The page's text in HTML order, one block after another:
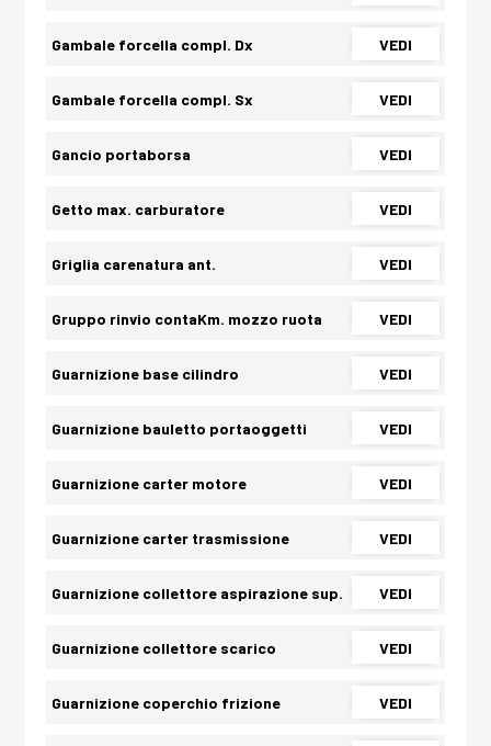
Gambale forcella compl. Dx VEDI
Gambale forcella compl. Sx VEDI
Gancio portaborsa VEDI
Getto max. carburatore VEDI
Griglia carenatura ant. VEDI
Gruppo rinvio contaKm. mozzo ruota VEDI
Guarnizione base cilindro VEDI
Guarnizione bauletto portaoggetti VEDI
Guarnizione carter motore VEDI
Guarnizione carter trasmissione VEDI
Guarnizione collettore aspirazione sup. VEDI
Guarnizione collettore scarico VEDI
Guarnizione coperchio frizione VEDI